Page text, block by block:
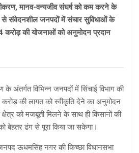
मानव-वन्यजीव संघर्ष को कम करने के
से संवेदनशील जनपदों में संचार सुविधाओं के
करोड़ की योजनाओं को अनुमोदन प्रदान
के अंतर्गत विभिन्न जनपदों में सिंचाई विभाग की
की लागत को स्वीकृति देने का अनुमोदन
को मजबूती मिलने के साथ ही किसानों की
बेहतर ढंग से पूरा किया जा सकेगा।
ऊधमसिंह नगर की किच्छा विधानसभा